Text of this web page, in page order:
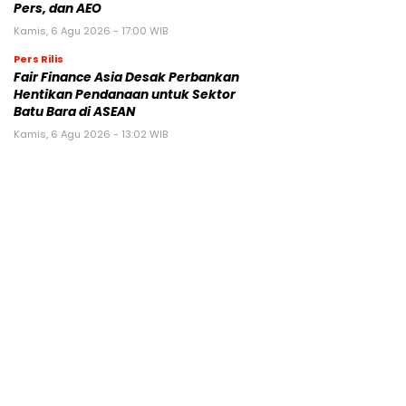
Pers, dan AEO
Kamis, 6 Agu 2026 - 17:00 WIB
Pers Rilis
Fair Finance Asia Desak Perbankan
Hentikan Pendanaan untuk Sektor
Batu Bara di ASEAN
Kamis, 6 Agu 2026 - 13:02 WIB